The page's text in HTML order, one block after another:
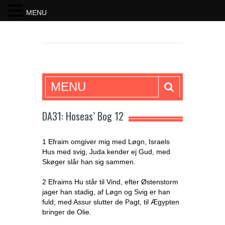
SKRIFTEN
MENU
DA31: Hoseas’ Bog 12
1 Efraim omgiver mig med Løgn, Israels
Hus med svig, Juda kender ej Gud, med
Skøger slår han sig sammen.
2 Efraims Hu står til Vind, efter Østenstorm
jager han stadig, af Løgn og Svig er han
fuld; med Assur slutter de Pagt, til Ægypten
bringer de Olie.
MENU